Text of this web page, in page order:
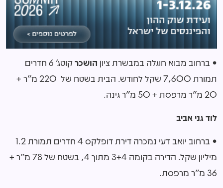
• ברחוב מבוא חוגלה במבשרת ציון הושכר
קוטג' 6 חדרים
תמורת 7,600 שקל לחודש. הבית בשטח של 220 מ"ר +
20 מ"ר מרפסת + 50 מ"ר גינה.
לוד גני אביב
• ברחוב יואב דעי נמכרה דירת דופלקס 4 חדרים תמורת 1.2
מיליון שקל. הדירה בקומה 3+4 מתוך 4, בשטח של 78 מ"ר +
36 מ"ר מרפסת.